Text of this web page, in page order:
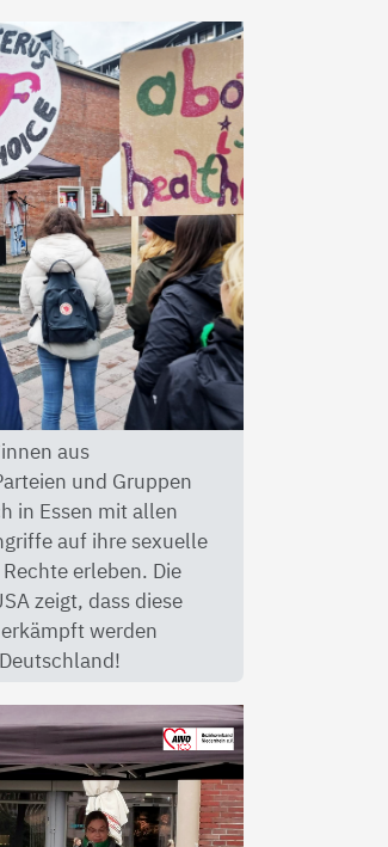
aus
und Gruppen
in Essen mit allen
auf ihre sexuelle
erleben. Die
zeigt, dass diese
werden